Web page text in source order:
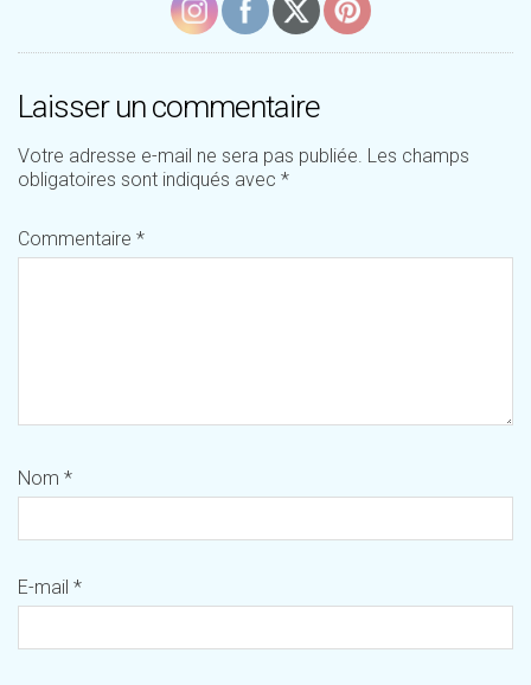
Laisser un commentaire
Votre adresse e-mail ne sera pas publiée. Les champs
obligatoires sont indiqués avec *
Commentaire *
Nom *
E-mail *